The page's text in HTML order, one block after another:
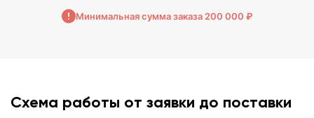
Минимальная сумма заказа 200 000 ₽
Схема работы от заявки до поставки